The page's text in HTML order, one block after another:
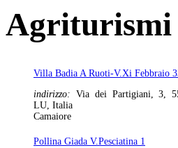
Agriturismi
Villa Badia A Ruoti-V.Xi Febbraio
indirizzo: Via dei Partigiani, 3,
LU, Italia
Camaiore
Pollina Giada V.Pesciatina 1